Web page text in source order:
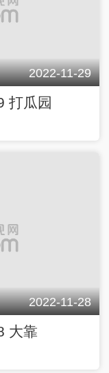
2022-11-29
打瓜园
2022-11-28
大靠